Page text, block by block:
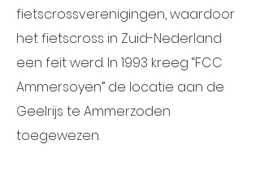
fietscrossverenigingen, waardoor
het fietscross in Zuid-Nederland
een feit werd. In 1993 kreeg “FCC
Ammersoyen” de locatie aan de
Geelrijs te Ammerzoden
toegewezen.